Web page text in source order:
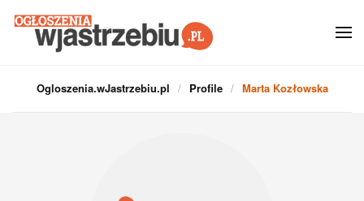
Przejdź do głównej treści
Ogloszenia.wJastrzebiu.pl Profile Marta Kozłowska